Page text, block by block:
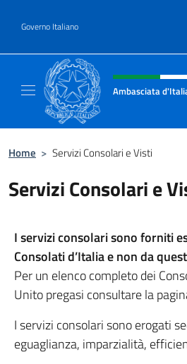
Governo Italiano
Intestazione sito,
Ambasciata
Home > Servizi Consolari e Visti
Servizi Consolari e
I servizi consolari sono forniti
Consolati d’Italia e non da
Per un elenco completo dei
Unito pregasi consultare la
I servizi consolari sono erogati
eguaglianza, imparzialità,